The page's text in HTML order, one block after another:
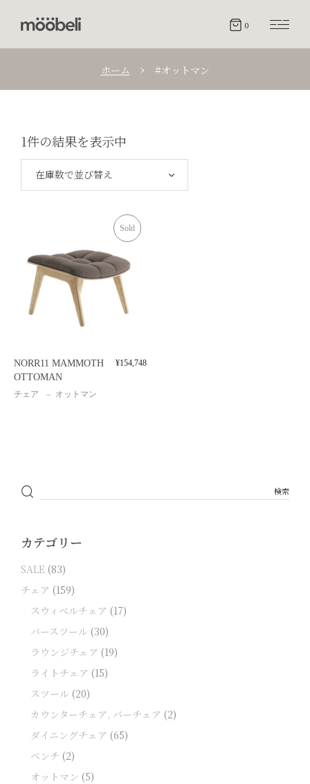
0
ホーム #オットマン
1件の結果を表示中
在庫数で並び替え
Sold
NORR11 MAMMOTH
OTTOMAN
チェア オットマン
¥154,748
カテゴリー
SALE (83)
チェア (159)
スウィベルチェア (17)
バースツール (30)
ラウンジチェア (19)
ライトチェア (15)
スツール (20)
カウンターチェア, バーチェア (2)
ダイニングチェア (65)
ベンチ (2)
オットマン (5)